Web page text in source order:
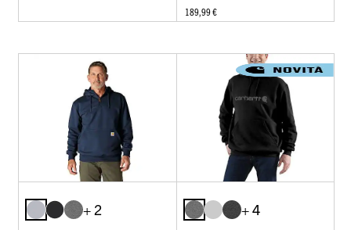
189,99 €
+ 2
+ 4